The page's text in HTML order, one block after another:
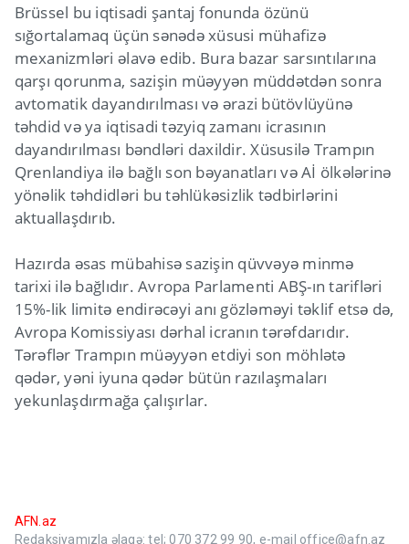
Brüssel bu iqtisadi şantaj fonunda özünü
sığortalamaq üçün sənədə xüsusi mühafizə
mexanizmləri əlavə edib. Bura bazar sarsıntılarına
qarşı qorunma, sazişin müəyyən müddətdən sonra
avtomatik dayandırılması və ərazi bütövlüyünə
təhdid və ya iqtisadi təzyiq zamanı icrasının
dayandırılması bəndləri daxildir. Xüsusilə Trampın
Qrenlandiya ilə bağlı son bəyanatları və Aİ ölkələrinə
yönəlik təhdidləri bu təhlükəsizlik tədbirlərini
aktuallaşdırıb.
Hazırda əsas mübahisə sazişin qüvvəyə minmə
tarixi ilə bağlıdır. Avropa Parlamenti ABŞ-ın tarifləri
15%-lik limitə endirəcəyi anı gözləməyi təklif etsə də,
Avropa Komissiyası dərhal icranın tərəfdarıdır.
Tərəflər Trampın müəyyən etdiyi son möhlətə
qədər, yəni iyuna qədər bütün razılaşmaları
yekunlaşdırmağa çalışırlar.
AFN.az
Redaksiyamızla əlaqə: tel; 070 372 99 90, e-mail office@afn.az